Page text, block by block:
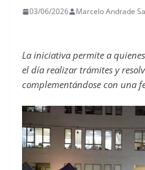
03/06/2026 Marcelo Andrade
La iniciativa permite a
el día realizar trámites y
complementándose con una